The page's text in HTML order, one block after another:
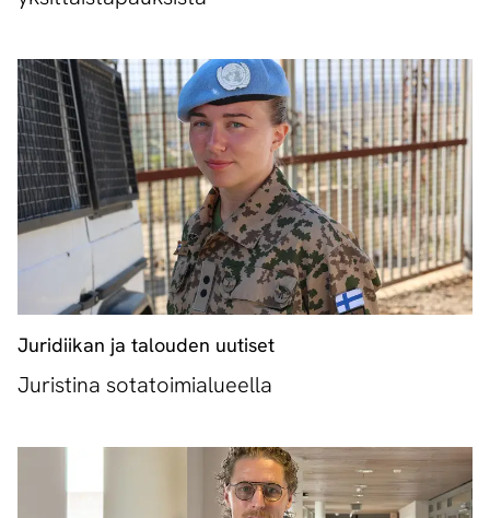
Juridiikan ja talouden uutiset
Juristina sotatoimialueella